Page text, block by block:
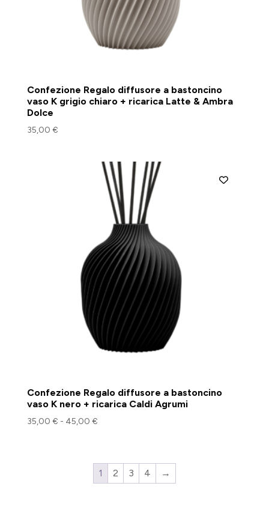
Confezione Regalo diffusore a bastoncino
vaso K grigio chiaro + ricarica Latte & Ambra
Dolce
35,00 €
Confezione Regalo diffusore a bastoncino
vaso K nero + ricarica Caldi Agrumi
35,00 € - 45,00 €Fascia
da
35,00 €
1 2 3 4 →